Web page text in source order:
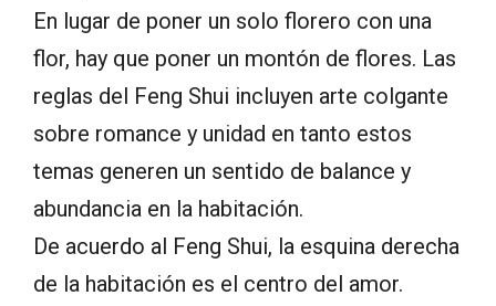
En lugar de poner un solo florero con una
flor, hay que poner un montón de flores. Las
reglas del Feng Shui incluyen arte colgante
sobre romance y unidad en tanto estos
temas generen un sentido de balance y
abundancia en la habitación.
De acuerdo al Feng Shui, la esquina derecha
de la habitación es el centro del amor.